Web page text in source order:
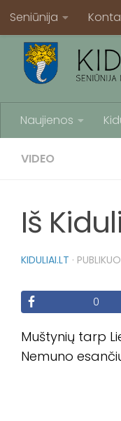
Seniūnija
Naujienos
VIDEO
Iš
KIDULIAI.LT ·
0
Muštynių tarp
Nemuno